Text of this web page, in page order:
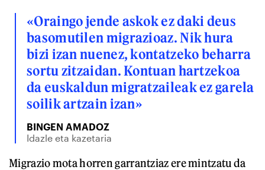
«Oraingo jende askok ez daki deus
basomutilen migrazioaz. Nik hura
bizi izan nuenez, kontatzeko beharra
sortu zitzaidan. Kontuan hartzekoa
da euskaldun migratzaileak ez garela
soilik artzain izan»
BINGEN AMADOZ
Idazle eta kazetaria
Migrazio mota horren garrantziaz ere mintzatu da